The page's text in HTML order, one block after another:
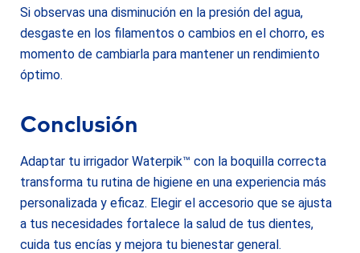
Si observas una disminución en la presión del agua,
desgaste en los filamentos o cambios en el chorro, es
momento de cambiarla para mantener un rendimiento
óptimo.
Conclusión
Adaptar tu irrigador Waterpik™ con la boquilla correcta
transforma tu rutina de higiene en una experiencia más
personalizada y eficaz. Elegir el accesorio que se ajusta
a tus necesidades fortalece la salud de tus dientes,
cuida tus encías y mejora tu bienestar general.